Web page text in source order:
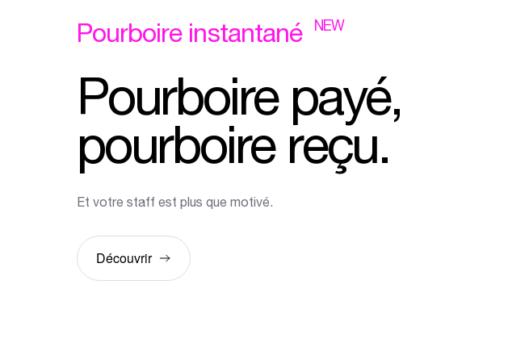
Pourboire instantané NEW
Pourboire payé,
pourboire reçu.
Et votre staff est plus que motivé.
Découvrir